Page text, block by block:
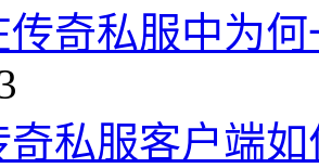
传奇私服中为
奇私服客户端